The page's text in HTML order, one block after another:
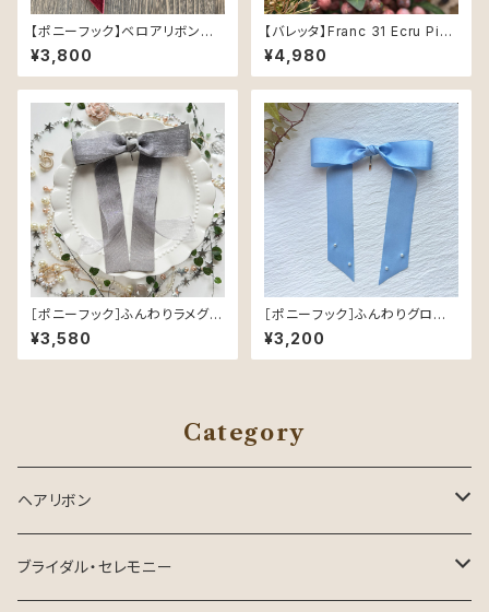
【ポニーフック】ベロアリボン／
ワイン（48mm幅・214）
¥3,800
【バレッタ】Franc 31 Ecru Pink
（エクリュピンク） ― すなおな
花のリボン
¥4,980
［ポニーフック］ふんわりラメグロ
グラン／Gray（グレー）｜品よく
きらめく可憐なヘアリボン
¥3,580
［ポニーフック］ふんわりグロスリ
ボン／Light Blue｜つやめく軽
やかなヘアリボン
¥3,200
Category
ヘアリボン
ロングテールリボン
ブライダル・セレモニー